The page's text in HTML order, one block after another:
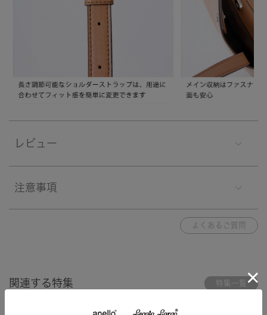
レビュー
注意事項
よくあるご質問
関連する特集 特集一覧